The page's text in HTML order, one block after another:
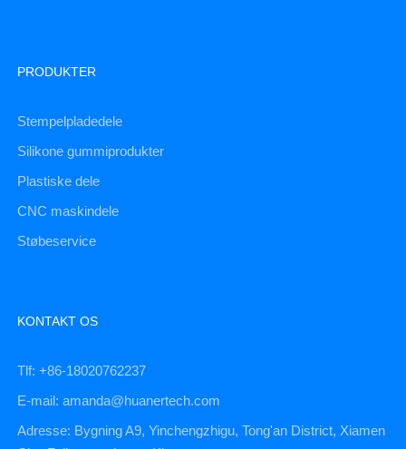
PRODUKTER
Stempelpladedele
Silikone gummiprodukter
Plastiske dele
CNC maskindele
Støbeservice
KONTAKT OS
Tlf: +86-18020762237
E-mail: amanda@huanertech.com
Adresse: Bygning A9, Yinchengzhigu, Tong'an District, Xiamen